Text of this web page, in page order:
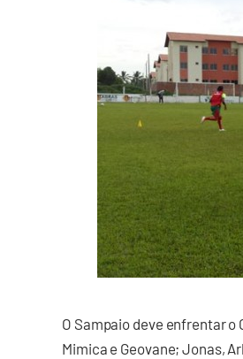
O Sampaio deve enfrentar
Mimica e Geovane; Jonas,